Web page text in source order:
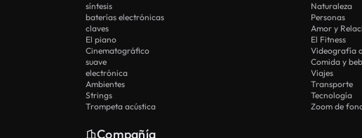
síntesis
baterías electrónicas
claves
El piano
Cinematográfico
suave
electrónica
Ambientes
Strings
Trompeta acústica
Naturaleza
Personas
Amor y
El Fitness
Videografía
Comida y
Viajes
Transporte
Tecnología
Zoom de
Compañía